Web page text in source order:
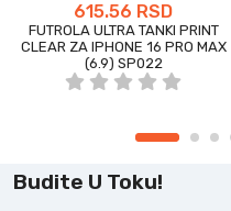
615.56 RSD
FUTROLA ULTRA TANKI PRINT
CLEAR ZA IPHONE 16 PRO MAX
(6.9) SP022
Budite U Toku!